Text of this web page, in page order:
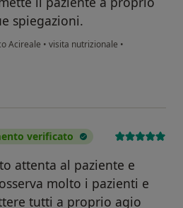
spiegazioni.
Acireale • visita nutrizionale •
Maugeri
verificato
attenta al paziente e
molto i pazienti e
tutti a proprio agio